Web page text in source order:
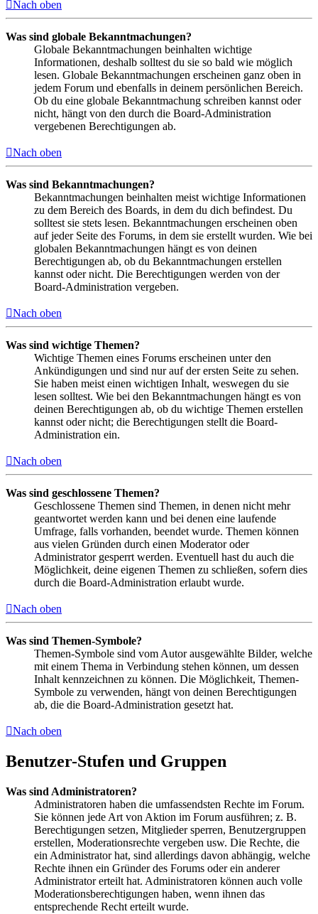
Nach oben
Was sind globale Bekanntmachungen?
Globale Bekanntmachungen beinhalten wichtige
Informationen, deshalb solltest du sie so bald wie möglich
lesen. Globale Bekanntmachungen erscheinen ganz oben in
jedem Forum und ebenfalls in deinem persönlichen Bereich.
Ob du eine globale Bekanntmachung schreiben kannst oder
nicht, hängt von den durch die Board-Administration
vergebenen Berechtigungen ab.
Nach oben
Was sind Bekanntmachungen?
Bekanntmachungen beinhalten meist wichtige Informationen
zu dem Bereich des Boards, in dem du dich befindest. Du
solltest sie stets lesen. Bekanntmachungen erscheinen oben
auf jeder Seite des Forums, in dem sie erstellt wurden. Wie bei
globalen Bekanntmachungen hängt es von deinen
Berechtigungen ab, ob du Bekanntmachungen erstellen
kannst oder nicht. Die Berechtigungen werden von der
Board-Administration vergeben.
Nach oben
Was sind wichtige Themen?
Wichtige Themen eines Forums erscheinen unter den
Ankündigungen und sind nur auf der ersten Seite zu sehen.
Sie haben meist einen wichtigen Inhalt, weswegen du sie
lesen solltest. Wie bei den Bekanntmachungen hängt es von
deinen Berechtigungen ab, ob du wichtige Themen erstellen
kannst oder nicht; die Berechtigungen stellt die Board-
Administration ein.
Nach oben
Was sind geschlossene Themen?
Geschlossene Themen sind Themen, in denen nicht mehr
geantwortet werden kann und bei denen eine laufende
Umfrage, falls vorhanden, beendet wurde. Themen können
aus vielen Gründen durch einen Moderator oder
Administrator gesperrt werden. Eventuell hast du auch die
Möglichkeit, deine eigenen Themen zu schließen, sofern dies
durch die Board-Administration erlaubt wurde.
Nach oben
Was sind Themen-Symbole?
Themen-Symbole sind vom Autor ausgewählte Bilder, welche
mit einem Thema in Verbindung stehen können, um dessen
Inhalt kennzeichnen zu können. Die Möglichkeit, Themen-
Symbole zu verwenden, hängt von deinen Berechtigungen
ab, die die Board-Administration gesetzt hat.
Nach oben
Benutzer-Stufen und Gruppen
Was sind Administratoren?
Administratoren haben die umfassendsten Rechte im Forum.
Sie können jede Art von Aktion im Forum ausführen; z. B.
Berechtigungen setzen, Mitglieder sperren, Benutzergruppen
erstellen, Moderationsrechte vergeben usw. Die Rechte, die
ein Administrator hat, sind allerdings davon abhängig, welche
Rechte ihnen ein Gründer des Forums oder ein anderer
Administrator erteilt hat. Administratoren können auch volle
Moderationsberechtigungen haben, wenn ihnen das
entsprechende Recht erteilt wurde.